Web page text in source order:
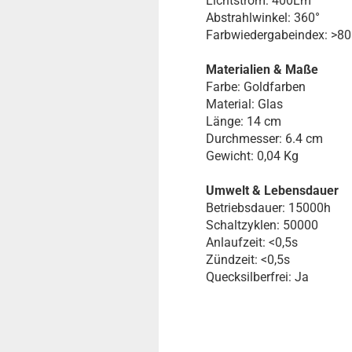
Abstrahlwinkel: 360°
Farbwiedergabeindex:
Materialien & Maße
Farbe: Goldfarben
Material: Glas
Länge: 14 cm
Durchmesser: 6.4 cm
Gewicht: 0,04 Kg
Umwelt & Lebensdauer
Betriebsdauer: 15000h
Schaltzyklen: 50000
Anlaufzeit: <0,5s
Zündzeit: <0,5s
Quecksilberfrei: Ja